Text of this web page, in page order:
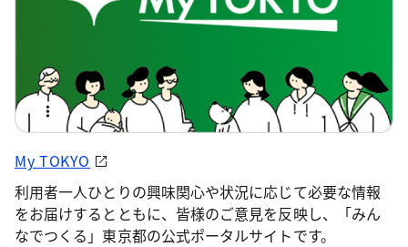
My TOKYO
利用者一人ひとりの興味関心や状況に応じて必要な情報
をお届けするとともに、皆様のご意見を反映し、「みん
なでつくる」東京都の公式ポータルサイトです。